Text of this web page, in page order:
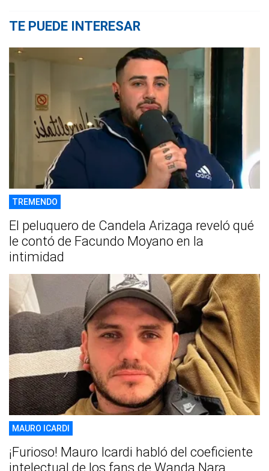
TE PUEDE INTERESAR
TREMENDO
El peluquero de Candela Arizaga reveló qué
le contó de Facundo Moyano en la
intimidad
MAURO ICARDI
¡Furioso! Mauro Icardi habló del coeficiente
intelectual de los fans de Wanda Nara